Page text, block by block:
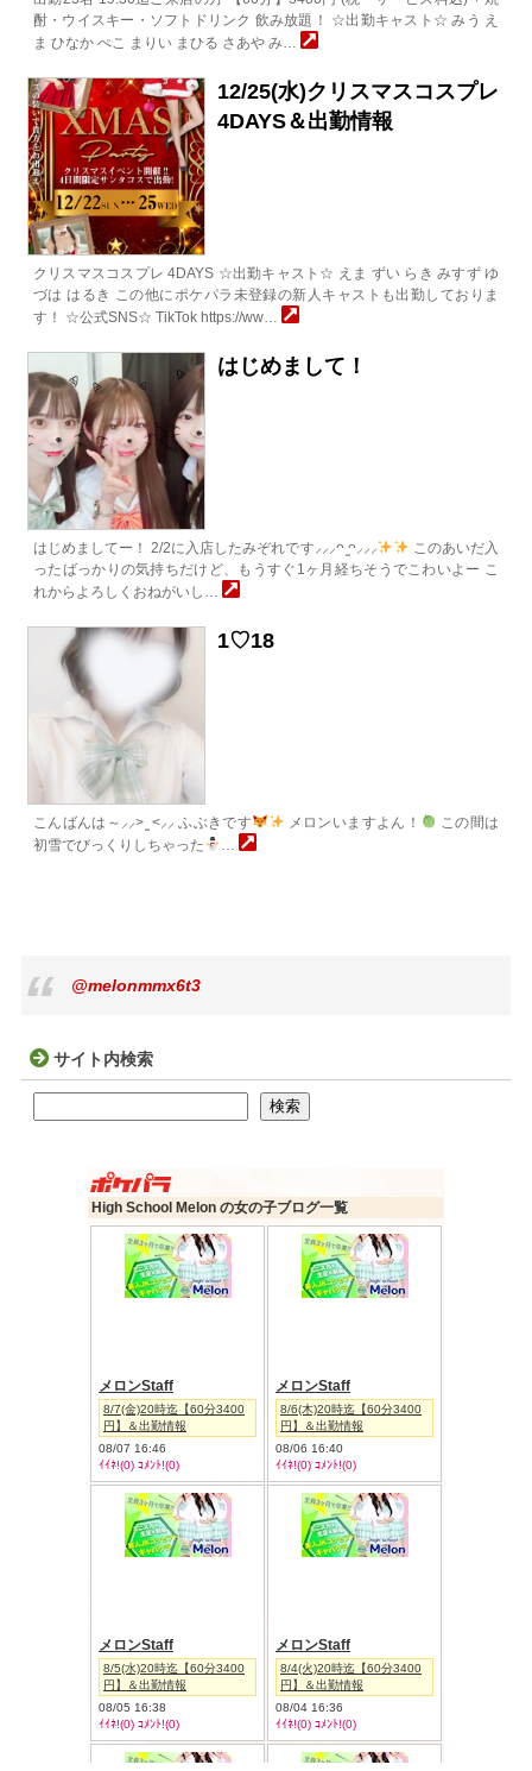
酎・ウイスキー・ソフトドリンク 飲み放題！ ☆出勤キャスト☆ みう え
ま ひなか ぺこ まりい まひる さあや み…
12/25(水)クリスマスコスプレ
4DAYS＆出勤情報
クリスマスコスプレ 4DAYS ☆出勤キャスト☆ えま ずい らき みすず ゆ
づは はるき この他にポケパラ未登録の新人キャストも出勤しておりま
す！ ☆公式SNS☆ TikTok https://ww…
はじめまして！
はじめましてー！ 2/2に入店したみぞれです⸝⸝⸝ᴖ ̫ᴖ⸝⸝⸝
このあいだ入
ったばっかりの気持ちだけど、もうすぐ1ヶ月経ちそうでこわいよー こ
れからよろしくおねがいし…
1♡18
こんばんは～‪‪⸝⸝> ̫ <⸝⸝ ふぶきです メロンいますよん！
この間は
初雪でびっくりしちゃった
…
@melonmmx6t3
サイト内検索
検索